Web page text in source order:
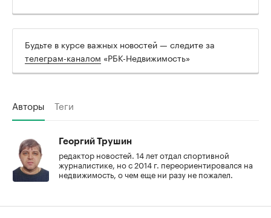
Будьте в курсе важных новостей — следите за
телеграм-каналом «РБК-Недвижимость»
Авторы Теги
Георгий Трушин
редактор новостей. 14 лет отдал спортивной
журналистике, но с 2014 г. переориентировался на
недвижимость, о чем еще ни разу не пожалел.